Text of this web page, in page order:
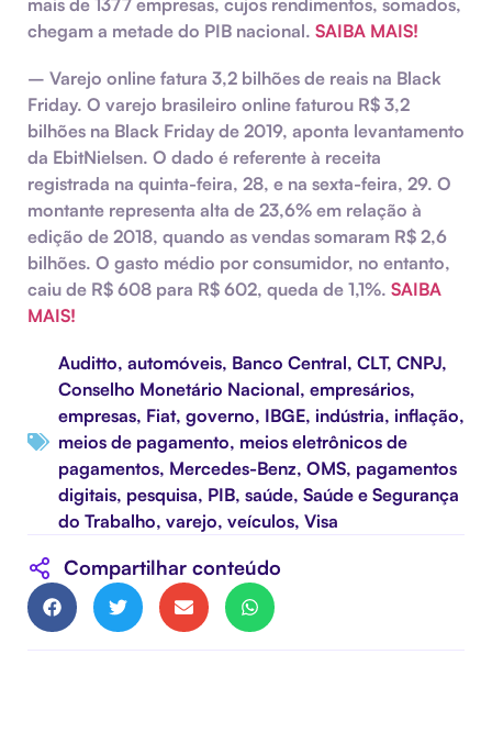
chegam a metade do PIB nacional. SAIBA MAIS!
– Varejo online fatura 3,2 bilhões de reais na Black
Friday. O varejo brasileiro online faturou R$ 3,2
bilhões na Black Friday de 2019, aponta levantamento
da EbitNielsen. O dado é referente à receita
registrada na quinta-feira, 28, e na sexta-feira, 29. O
montante representa alta de 23,6% em relação à
edição de 2018, quando as vendas somaram R$ 2,6
bilhões. O gasto médio por consumidor, no entanto,
caiu de R$ 608 para R$ 602, queda de 1,1%. SAIBA
MAIS!
Auditto, automóveis, Banco Central, CLT, CNPJ,
Conselho Monetário Nacional, empresários,
empresas, Fiat, governo, IBGE, indústria, inflação,
meios de pagamento, meios eletrônicos de
pagamentos, Mercedes-Benz, OMS, pagamentos
digitais, pesquisa, PIB, saúde, Saúde e Segurança
do Trabalho, varejo, veículos, Visa
Compartilhar conteúdo